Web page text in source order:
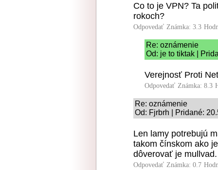
Co to je VPN? Ta
rokoch?
Odpovedať Známka: 3.3
Re: oznámenie
Od: je to tiktak |
Verejnosť Proti
Odpovedať Známka: 8.3
Re: oznámenie
Od: Fjrbrh | Pridané:
Len lamy potrebujú
takom čínskom ako
dôverovať je mullvad.
Odpovedať Známka: 0.7